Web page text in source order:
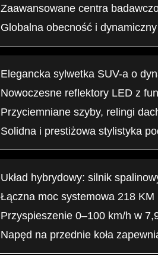
Zaawansowane centra
Globalna obecność i
Elegancka sylwetka SUV-a o
Nowoczesne reflektory LED z
Przyciemniane szyby, relingi
Solidna i prestiżowa stylistyka
Układ hybrydowy: silnik
Łączna moc systemowa 218
Przyspieszenie 0–100 km/h w
Napęd na przednie koła